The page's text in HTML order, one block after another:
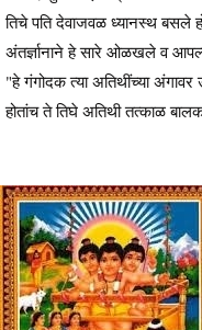
तिचे पति देवाजवळ ध्यानस्थ बसले
अंतर्ज्ञानाने हे सारे ओळखले व
"हे गंगोदक त्या अतिथींच्या अंगावर
होतांच ते तिघे अतिथी तत्काळ